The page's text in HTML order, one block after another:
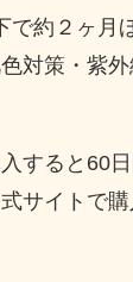
で約２ヶ月
対策・紫
すると60
サイトで